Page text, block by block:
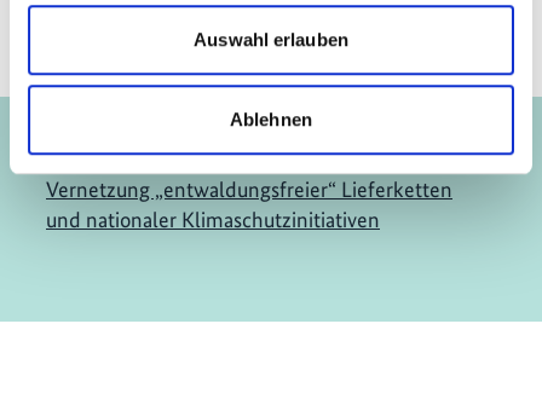
Auswahl erlauben
Ablehnen
Projekt
Vernetzung „entwaldungsfreier“ Lieferketten
und nationaler Klimaschutzinitiativen